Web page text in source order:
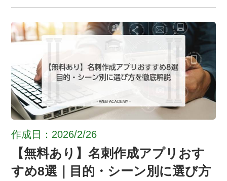
作成日：2026/2/26
【無料あり】名刺作成アプリおす
すめ8選｜目的・シーン別に選び方